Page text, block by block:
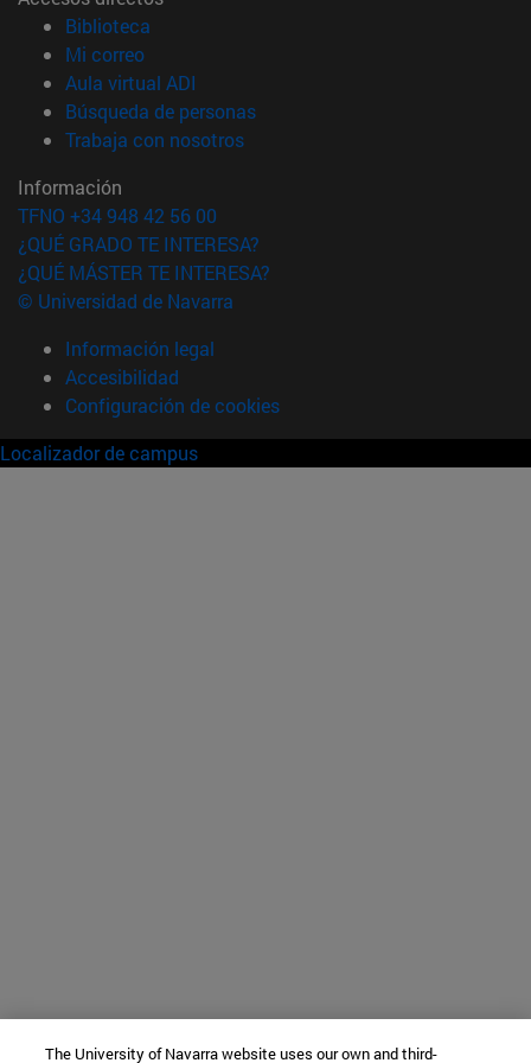
Biblioteca
Mi correo(abre en nueva ventana)
Aula virtual ADI
Búsqueda de personas(abre en nueva ventana)
Trabaja con nosotros(abre en nueva ventana)
Información
TFNO +34 948 42 56 00
¿QUÉ GRADO TE INTERESA?
¿QUÉ MÁSTER TE INTERESA?
© Universidad de Navarra
Información legal
Accesibilidad
Configuración de cookies
Localizador de campus
The University of Navarra website uses our own and third-